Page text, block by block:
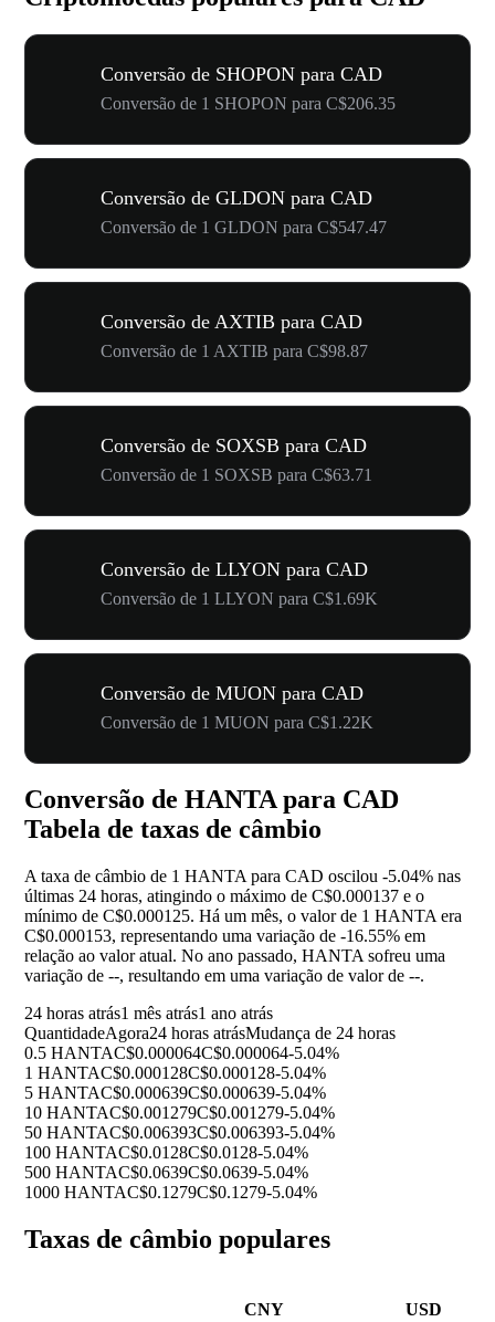
Conversão de SHOPON para CAD
Conversão de 1 SHOPON para C$206.35
Conversão de GLDON para CAD
Conversão de 1 GLDON para C$547.47
Conversão de AXTIB para CAD
Conversão de 1 AXTIB para C$98.87
Conversão de SOXSB para CAD
Conversão de 1 SOXSB para C$63.71
Conversão de LLYON para CAD
Conversão de 1 LLYON para C$1.69K
Conversão de MUON para CAD
Conversão de 1 MUON para C$1.22K
Conversão de HANTA para CAD
Tabela de taxas de câmbio
A taxa de câmbio de 1 HANTA para CAD oscilou -5.04% nas
últimas 24 horas, atingindo o máximo de C$0.000137 e o
mínimo de C$0.000125. Há um mês, o valor de 1 HANTA era
C$0.000153, representando uma variação de -16.55% em
relação ao valor atual. No ano passado, HANTA sofreu uma
variação de --, resultando em uma variação de valor de --.
24 horas atrás1 mês atrás1 ano atrás
QuantidadeAgora24 horas atrásMudança de 24 horas
0.5 HANTAC$0.000064C$0.000064-5.04%
1 HANTAC$0.000128C$0.000128-5.04%
5 HANTAC$0.000639C$0.000639-5.04%
10 HANTAC$0.001279C$0.001279-5.04%
50 HANTAC$0.006393C$0.006393-5.04%
100 HANTAC$0.0128C$0.0128-5.04%
500 HANTAC$0.0639C$0.0639-5.04%
1000 HANTAC$0.1279C$0.1279-5.04%
Taxas de câmbio populares
CNY USD